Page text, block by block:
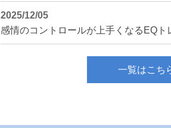
2025/12/05
感情のコントロールが上手くなるEQ
一覧はこち